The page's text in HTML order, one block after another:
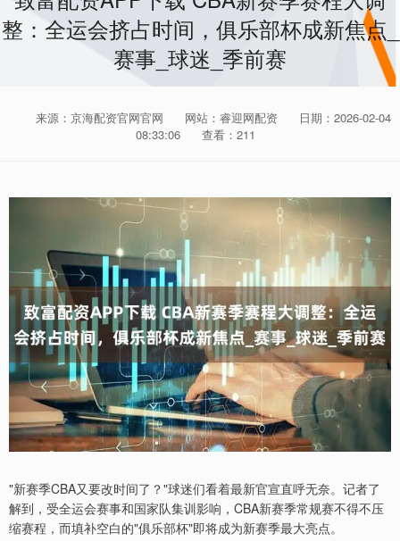
整：全运会挤占时间，俱乐部杯成新焦点_
赛事_球迷_季前赛
来源：京海配资官网官网 网站：睿迎网配资
日期：2026-02-04
08:33:06
查看：211
"新赛季CBA又要改时间了？"球迷们看着最新官宣直呼无奈。记者了
解到，受全运会赛事和国家队集训影响，CBA新赛季常规赛不得不压
缩赛程，而填补空白的"俱乐部杯"即将成为新赛季最大亮点。